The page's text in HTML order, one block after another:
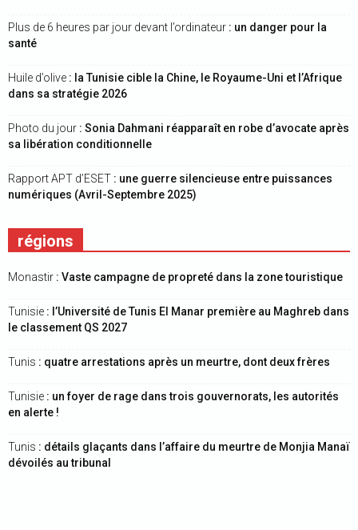
Plus de 6 heures par jour devant l’ordinateur : un danger pour la
santé
Huile d’olive : la Tunisie cible la Chine, le Royaume-Uni et l’Afrique
dans sa stratégie 2026
Photo du jour : Sonia Dahmani réapparaît en robe d’avocate après
sa libération conditionnelle
Rapport APT d’ESET : une guerre silencieuse entre puissances
numériques (Avril-Septembre 2025)
régions
Monastir : Vaste campagne de propreté dans la zone touristique
Tunisie : l’Université de Tunis El Manar première au Maghreb dans
le classement QS 2027
Tunis : quatre arrestations après un meurtre, dont deux frères
Tunisie : un foyer de rage dans trois gouvernorats, les autorités
en alerte !
Tunis : détails glaçants dans l’affaire du meurtre de Monjia Manaï
dévoilés au tribunal